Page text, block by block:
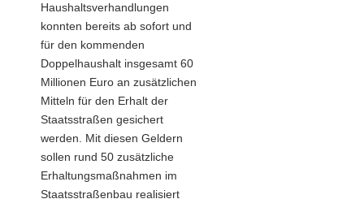
Haushaltsverhandlungen
konnten bereits ab sofort und
für den kommenden
Doppelhaushalt insgesamt 60
Millionen Euro an zusätzlichen
Mitteln für den Erhalt der
Staatsstraßen gesichert
werden. Mit diesen Geldern
sollen rund 50 zusätzliche
Erhaltungsmaßnahmen im
Staatsstraßenbau realisiert